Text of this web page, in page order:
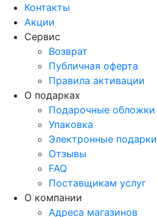
Контакты
Акции
Сервис
Возврат
Публичная оферта
Правила активации
О подарках
Подарочные обложки
Упаковка
Электронные подарки
Отзывы
FAQ
Поставщикам услуг
О компании
Адреса магазинов